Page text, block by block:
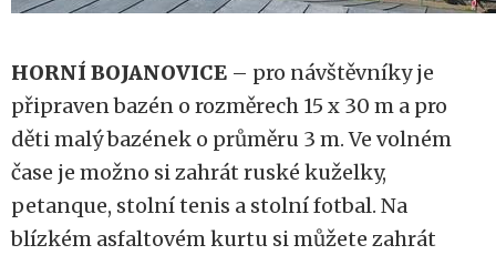
HORNÍ BOJANOVICE – pro návštěvníky je
připraven bazén o rozměrech 15 x 30 m a pro
děti malý bazének o průměru 3 m. Ve volném
čase je možno si zahrát ruské kuželky,
petanque, stolní tenis a stolní fotbal. Na
blízkém asfaltovém kurtu si můžete zahrát